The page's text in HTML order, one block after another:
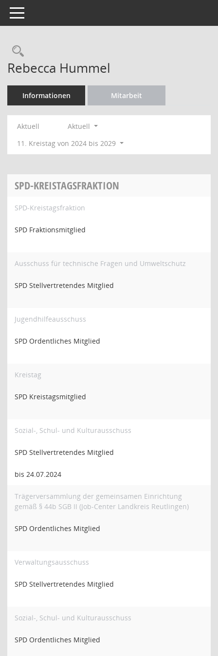
Toggle navigation
Rechercheauswahl
Rebecca Hummel
Informationen Mitarbeit
Aktuell
Aktuell
11. Kreistag von 2024 bis 2029
SPD-KREISTAGSFRAKTION
SPD-Kreistagsfraktion
SPD Fraktionsmitglied
Ausschuss für technische Fragen und Umweltschutz
SPD Stellvertretendes Mitglied
Jugendhilfeausschuss
SPD Ordentliches Mitglied
Kreistag
SPD Kreistagsmitglied
Sozial-, Schul- und Kulturausschuss
SPD Stellvertretendes Mitglied
bis 24.07.2024
Trägerversammlung der gemeinsamen Einrichtung
gemäß § 44b SGB II (Job-Center Landkreis Reutlingen)
SPD Ordentliches Mitglied
Verwaltungsausschuss
SPD Stellvertretendes Mitglied
Sozial-, Schul- und Kulturausschuss
SPD Ordentliches Mitglied